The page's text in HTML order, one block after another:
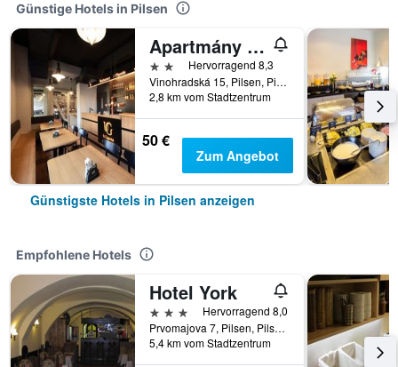
Günstige Hotels in Pilsen
Apartmány U Gigantu
2 SterneHervorragend 8,3
Vinohradská 15, Pilsen, Pilsner Region, Tschechien
2,8 km vom Stadtzentrum
50 €
Zum Angebot
Günstigste Hotels in Pilsen anzeigen
Empfohlene Hotels
Hotel York
3 Sterne
Hervorragend 8,0
Prvomajova 7, Pilsen, Pilsner Region, Tschechien
5,4 km vom Stadtzentrum